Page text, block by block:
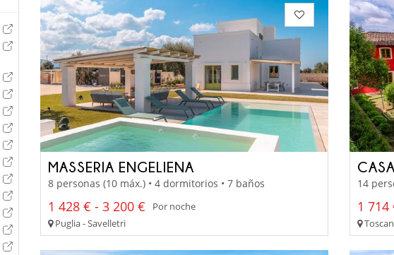
MASSERIA ENGELIENA
8 personas (10 máx.) • 4 dormitorios • 7 baños
1 428 € - 3 200 €
Por noche
Puglia - Savelletri
14
1